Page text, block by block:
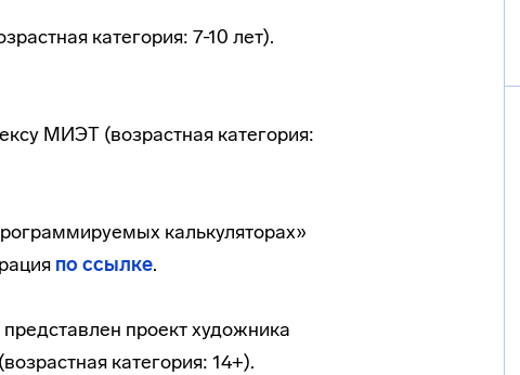
категория: 7-10 лет).
МИЭТ (возрастная категория:
калькуляторах»
по ссылке.
проект художника
категория: 14+).